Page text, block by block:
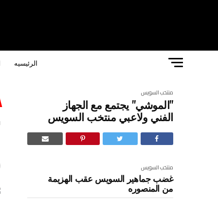
الرئيسيه
منتخب السويس
"الموشي" يجتمع مع الجهاز
الفني ولاعبي منتخب السويس
منتخب السويس
غضب جماهير السويس عقب الهزيمة
من المنصوره